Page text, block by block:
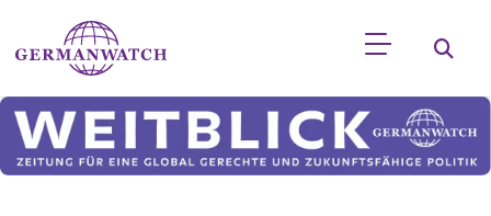
Direkt zum Inhalt
Stichwortsuche